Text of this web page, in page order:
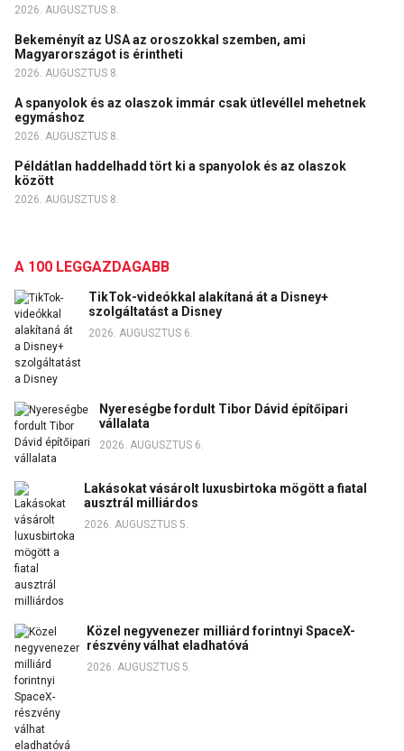
2026. AUGUSZTUS 8.
Bekeményít az USA az oroszokkal szemben, ami
Magyarországot is érintheti
2026. AUGUSZTUS 8.
A spanyolok és az olaszok immár csak útlevéllel mehetnek
egymáshoz
2026. AUGUSZTUS 8.
Példátlan haddelhadd tört ki a spanyolok és az olaszok
között
2026. AUGUSZTUS 8.
A 100 LEGGAZDAGABB
TikTok-videókkal alakítaná át a Disney+
szolgáltatást a Disney
2026. AUGUSZTUS 6.
Nyereségbe fordult Tibor Dávid építőipari
vállalata
2026. AUGUSZTUS 6.
Lakásokat vásárolt luxusbirtoka mögött a fiatal
ausztrál milliárdos
2026. AUGUSZTUS 5.
Közel negyvenezer milliárd forintnyi SpaceX-
részvény válhat eladhatóvá
2026. AUGUSZTUS 5.